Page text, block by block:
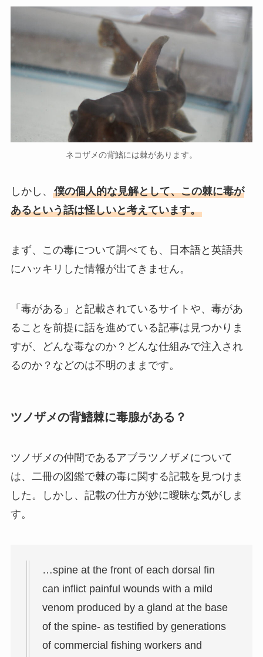
ネコザメの背鰭には棘があります。
しかし、 僕の個人的な見解として、この棘に毒が
あるという話は怪しいと考えています。
まず、この毒について調べても、日本語と英語共
にハッキリした情報が出てきません。
「毒がある」と記載されているサイトや、毒があ
ることを前提に話を進めている記事は見つかりま
すが、どんな毒なのか？どんな仕組みで注入され
るのか？などのは不明のままです。
ツノザメの背鰭棘に毒腺がある？
ツノザメの仲間であるアブラツノザメについて
は、二冊の図鑑で棘の毒に関する記載を見つけま
した。しかし、記載の仕方が妙に曖昧な気がしま
す。
…spine at the front of each dorsal fin
can inflict painful wounds with a mild
venom produced by a gland at the base
of the spine- as testified by generations
of commercial fishing workers and